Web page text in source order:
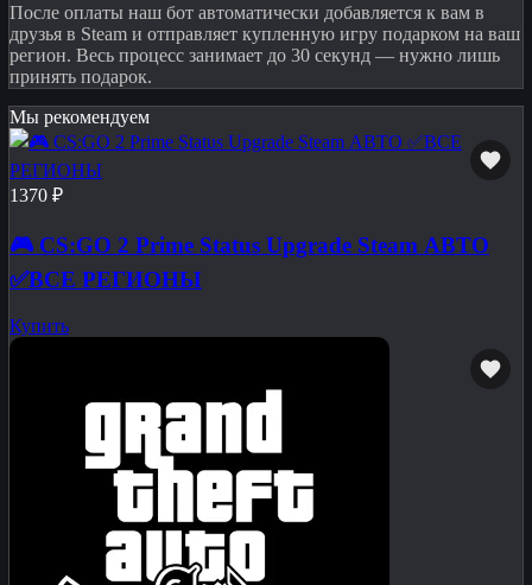
После оплаты наш бот автоматически добавляется к вам в
друзья в Steam и отправляет купленную игру подарком на ваш
регион. Весь процесс занимает до 30 секунд — нужно лишь
принять подарок.
Мы рекомендуем
1370 ₽
🎮 CS:GO 2 Prime Status Upgrade Steam АВТО
✅ВСЕ РЕГИОНЫ
Купить